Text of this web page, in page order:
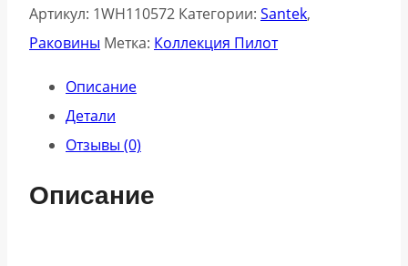
Артикул: 1WH110572 Категории: Santek,
Раковины Метка: Коллекция Пилот
Описание
Детали
Отзывы (0)
Описание